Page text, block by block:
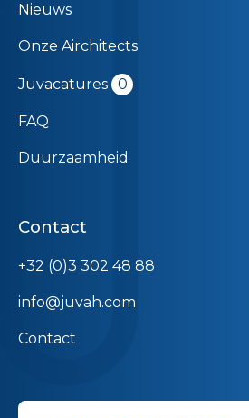
Nieuws
Onze Airchitects
Juvacatures 0
FAQ
Duurzaamheid
Contact
+32 (0)3 302 48 88
info@juvah.com
Contact